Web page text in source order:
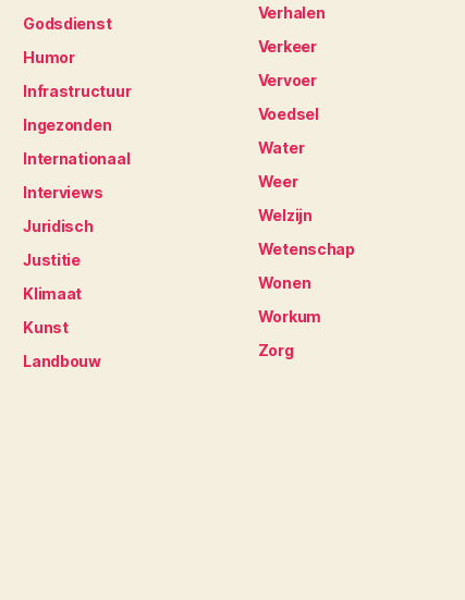
Godsdienst
Humor
Infrastructuur
Ingezonden
Internationaal
Interviews
Juridisch
Justitie
Klimaat
Kunst
Landbouw
Verhalen
Verkeer
Vervoer
Voedsel
Water
Weer
Welzijn
Wetenschap
Wonen
Workum
Zorg